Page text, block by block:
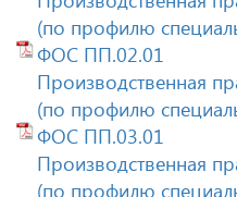
(по профилю
ФОС ПП.02.01
Производственная
(по профилю
ФОС ПП.03.01
Производственная
(по профилю